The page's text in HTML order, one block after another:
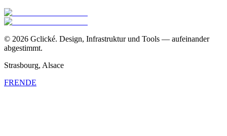
© 2026 Gclické. Design, Infrastruktur und Tools — aufeinander
abgestimmt.
Strasbourg, Alsace
FRENDE